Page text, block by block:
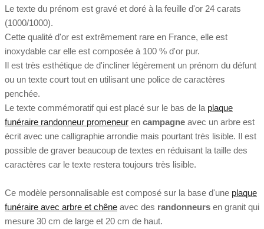
Le texte du prénom est gravé et doré à la feuille d'or 24 carats
(1000/1000).
Cette qualité d'or est extrêmement rare en France, elle est
inoxydable car elle est composée à 100 % d'or pur.
Il est très esthétique de d'incliner légèrement un prénom du défunt
ou un texte court tout en utilisant une police de caractères
penchée.
Le texte commémoratif qui est placé sur le bas de la plaque
funéraire randonneur promeneur en campagne avec un arbre est
écrit avec une calligraphie arrondie mais pourtant très lisible. Il est
possible de graver beaucoup de textes en réduisant la taille des
caractères car le texte restera toujours très lisible.
Ce modèle personnalisable est composé sur la base d'une plaque
funéraire avec arbre et chêne avec des randonneurs en granit qui
mesure 30 cm de large et 20 cm de haut.